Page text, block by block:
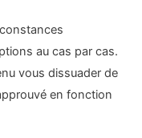
au cas par cas.
vous dissuader de
en fonction